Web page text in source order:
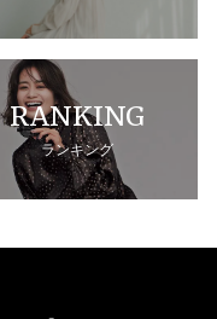
RANKING
ランキング